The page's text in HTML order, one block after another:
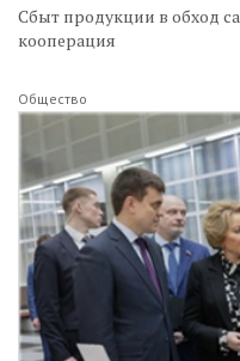
Сбыт продукции в обход
кооперация
Общество